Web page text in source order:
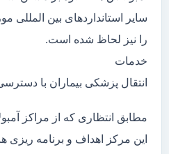
سایر استانداردهای بین المللی
را نیز لحاظ شده است.
خدمات
انتقال پزشکی بیماران با
مطابق انتظاری که از مراکز
این مرکز اهداف و برنامه ریزی